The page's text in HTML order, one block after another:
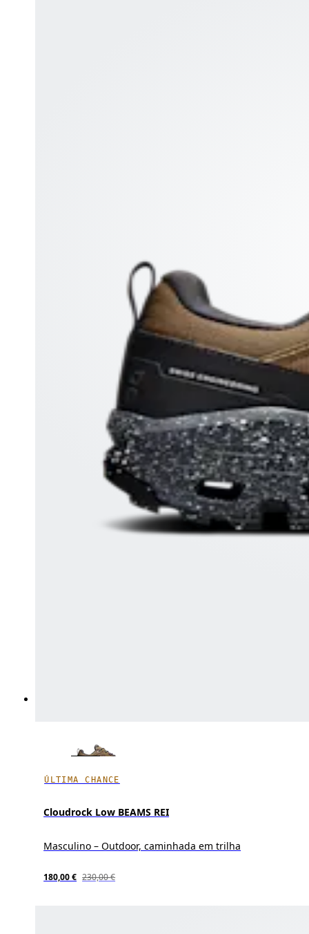
ÚLTIMA CHANCE
Cloudrock Low BEAMS REI
Masculino – Outdoor, caminhada em trilha
180,00 € 230,00 €